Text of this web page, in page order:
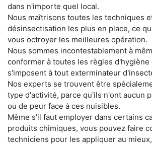
dans n'importe quel local.
Nous maîtrisons toutes les techniques
désinsectisation les plus en place, ce
vous octroyer les meilleures opération.
Nous sommes incontestablement à
conformer à toutes les règles
s'imposent à tout exterminateur
Nos experts se trouvent être
type d'activité, parce qu'ils n'ont aucun
ou de peur face à ces nuisibles.
Même s'il faut employer dans certains
produits chimiques, vous pouvez faire
techniciens pour les appliquer au